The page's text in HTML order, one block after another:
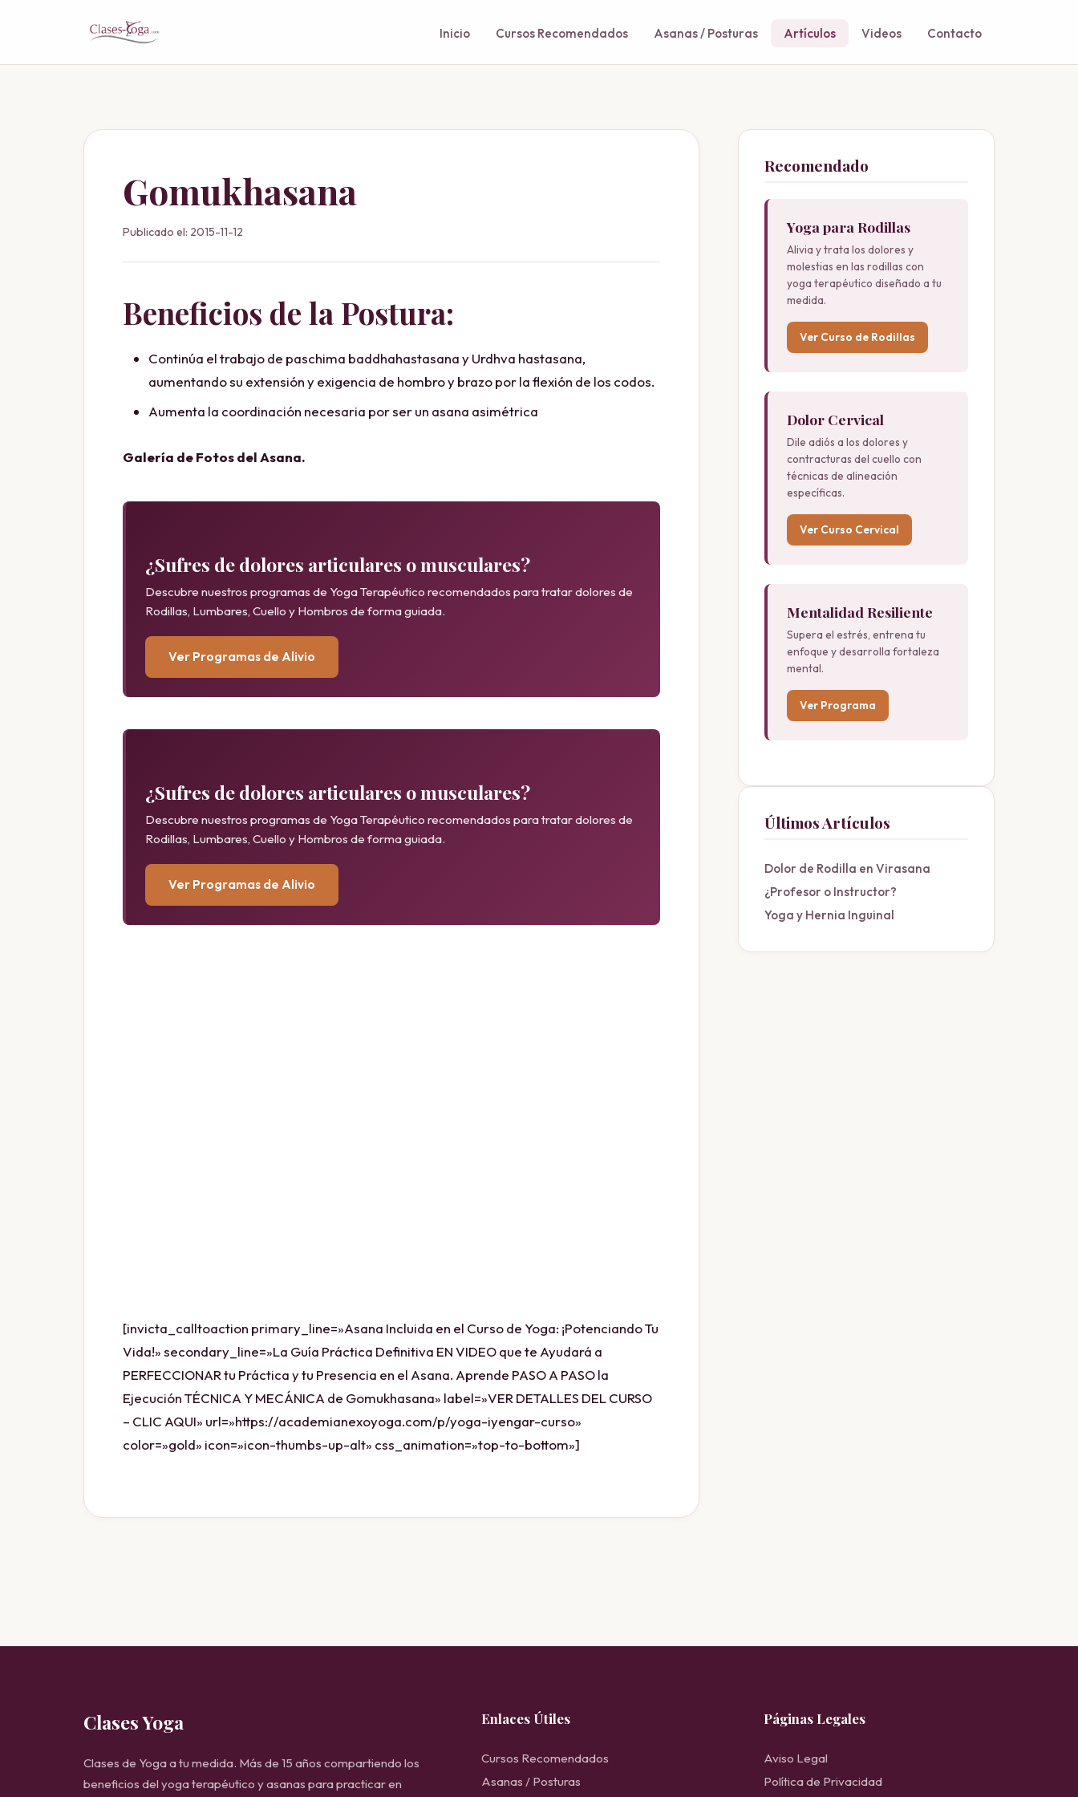
Inicio Cursos Recomendados Asanas / Posturas Artículos Videos Contacto
Gomukhasana
Publicado el: 2015-11-12
Beneficios de la Postura:
Continúa el trabajo de paschima baddhahastasana y Urdhva hastasana,
aumentando su extensión y exigencia de hombro y brazo por la flexión de los codos.
Aumenta la coordinación necesaria por ser un asana asimétrica
Galería de Fotos del Asana.
¿Sufres de dolores articulares o musculares?
Descubre nuestros programas de Yoga Terapéutico recomendados para tratar dolores de
Rodillas, Lumbares, Cuello y Hombros de forma guiada.
Ver Programas de Alivio
¿Sufres de dolores articulares o musculares?
Descubre nuestros programas de Yoga Terapéutico recomendados para tratar dolores de
Rodillas, Lumbares, Cuello y Hombros de forma guiada.
Ver Programas de Alivio
[invicta_calltoaction primary_line=»Asana Incluida en el Curso de Yoga: ¡Potenciando Tu
Vida!» secondary_line=»La Guía Práctica Definitiva EN VIDEO que te Ayudará a
PERFECCIONAR tu Práctica y tu Presencia en el Asana. Aprende PASO A PASO la
Ejecución TÉCNICA Y MECÁNICA de Gomukhasana» label=»VER DETALLES DEL CURSO
– CLIC AQUI» url=»https://academianexoyoga.com/p/yoga-iyengar-curso»
color=»gold» icon=»icon-thumbs-up-alt» css_animation=»top-to-bottom»]
Recomendado
Yoga para Rodillas
Alivia y trata los dolores y
molestias en las rodillas con
yoga terapéutico diseñado a tu
medida.
Ver Curso de Rodillas
Dolor Cervical
Dile adiós a los dolores y
contracturas del cuello con
técnicas de alineación
específicas.
Ver Curso Cervical
Mentalidad Resiliente
Supera el estrés, entrena tu
enfoque y desarrolla fortaleza
mental.
Ver Programa
Últimos Artículos
Dolor de Rodilla en Virasana
¿Profesor o Instructor?
Yoga y Hernia Inguinal
Clases Yoga
Clases de Yoga a tu medida. Más de 15 años compartiendo los
beneficios del yoga terapéutico y asanas para practicar en
Enlaces Útiles
Cursos Recomendados
Asanas / Posturas
Páginas Legales
Aviso Legal
Política de Privacidad